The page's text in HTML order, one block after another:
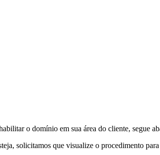
o domínio em sua área do cliente, segue
solicitamos que visualize o procedimento